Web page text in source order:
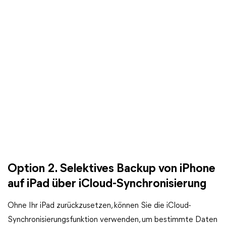
Option 2. Selektives Backup von iPhone
auf iPad über iCloud-Synchronisierung
Ohne Ihr iPad zurückzusetzen, können Sie die iCloud-
Synchronisierungsfunktion verwenden, um bestimmte Daten